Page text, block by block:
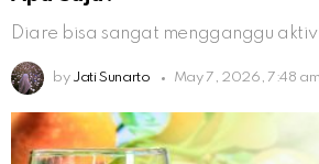
Diare bisa sangat mengganggu
by Jati Sunarto May 7, 2026, 7:48 am